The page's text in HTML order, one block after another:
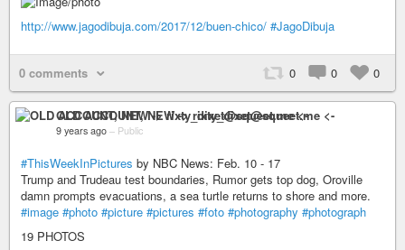
http://www.jagodibuja.com/2017/12/buen-chico/ #JagoDibuja
0 comments 0 0 0
OLD ACCOUNT, NEW -> rixty_dixet@squeet.me <-
9 years ago – Public
#ThisWeekInPictures by NBC News: Feb. 10 - 17
Trump and Trudeau test boundaries, Rumor gets top dog, Oroville
damn prompts evacuations, a sea turtle returns to shore and more.
#image #photo #picture #pictures #foto #photography #photograph
19 PHOTOS